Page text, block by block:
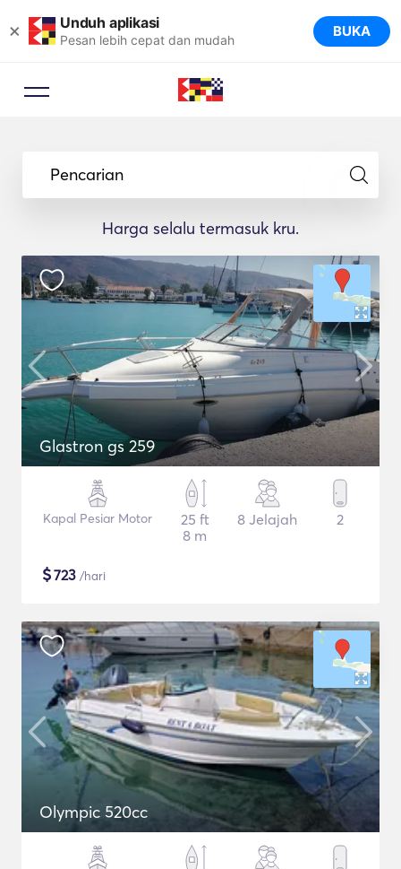
× Unduh aplikasi
Pesan lebih cepat dan mudah BUKA
Pencarian
Harga selalu termasuk kru.
Glastron gs 259
Kapal Pesiar Motor
25 ft
8 m
8 Jelajah 2
$723 /hari
Olympic 520cc